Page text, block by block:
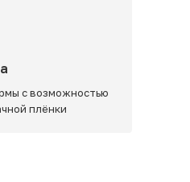
с возможностью
плёнки